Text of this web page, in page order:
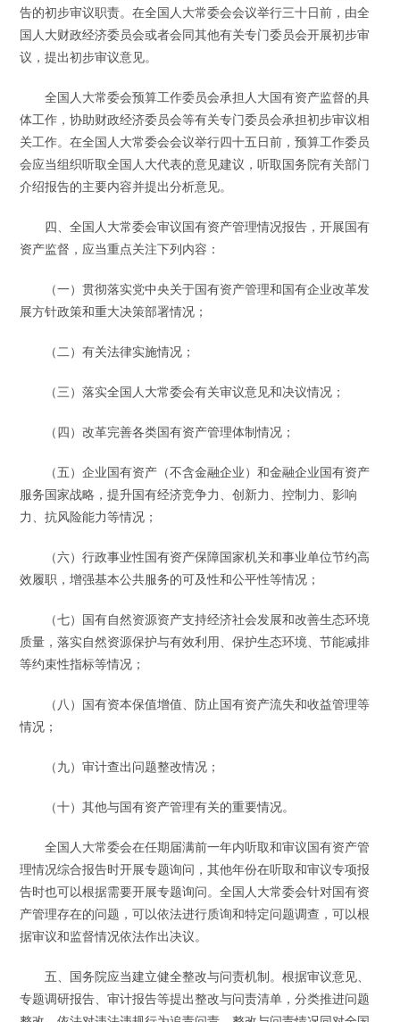
告的初步审议职责。在全国人大常委会会议举行三十日前，由全
国人大财政经济委员会或者会同其他有关专门委员会开展初步审
议，提出初步审议意见。
全国人大常委会预算工作委员会承担人大国有资产监督的具
体工作，协助财政经济委员会等有关专门委员会承担初步审议相
关工作。在全国人大常委会会议举行四十五日前，预算工作委员
会应当组织听取全国人大代表的意见建议，听取国务院有关部门
介绍报告的主要内容并提出分析意见。
四、全国人大常委会审议国有资产管理情况报告，开展国有
资产监督，应当重点关注下列内容：
（一）贯彻落实党中央关于国有资产管理和国有企业改革发
展方针政策和重大决策部署情况；
（二）有关法律实施情况；
（三）落实全国人大常委会有关审议意见和决议情况；
（四）改革完善各类国有资产管理体制情况；
（五）企业国有资产（不含金融企业）和金融企业国有资产
服务国家战略，提升国有经济竞争力、创新力、控制力、影响
力、抗风险能力等情况；
（六）行政事业性国有资产保障国家机关和事业单位节约高
效履职，增强基本公共服务的可及性和公平性等情况；
（七）国有自然资源资产支持经济社会发展和改善生态环境
质量，落实自然资源保护与有效利用、保护生态环境、节能减排
等约束性指标等情况；
（八）国有资本保值增值、防止国有资产流失和收益管理等
情况；
（九）审计查出问题整改情况；
（十）其他与国有资产管理有关的重要情况。
全国人大常委会在任期届满前一年内听取和审议国有资产管
理情况综合报告时开展专题询问，其他年份在听取和审议专项报
告时也可以根据需要开展专题询问。全国人大常委会针对国有资
产管理存在的问题，可以依法进行质询和特定问题调查，可以根
据审议和监督情况依法作出决议。
五、国务院应当建立健全整改与问责机制。根据审议意见、
专题调研报告、审计报告等提出整改与问责清单，分类推进问题